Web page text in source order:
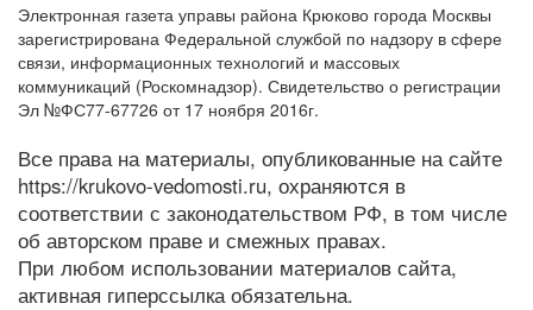
Электронная газета управы района Крюково города Москвы
зарегистрирована Федеральной службой по надзору в сфере
связи, информационных технологий и массовых
коммуникаций (Роскомнадзор). Свидетельство о регистрации
Эл №ФС77-67726 от 17 ноября 2016г.
Все права на материалы, опубликованные на сайте
https://krukovo-vedomosti.ru, охраняются в
соответствии с законодательством РФ, в том числе
об авторском праве и смежных правах.
При любом использовании материалов сайта,
активная гиперссылка обязательна.